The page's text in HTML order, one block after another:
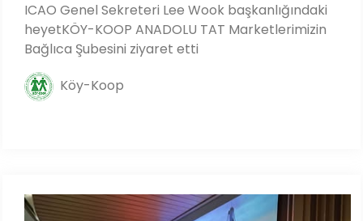
ICAO Genel Sekreteri Lee Wook başkanlığındaki
heyetKÖY-KOOP ANADOLU TAT Marketlerimizin
Bağlıca Şubesini ziyaret etti
Köy-Koop